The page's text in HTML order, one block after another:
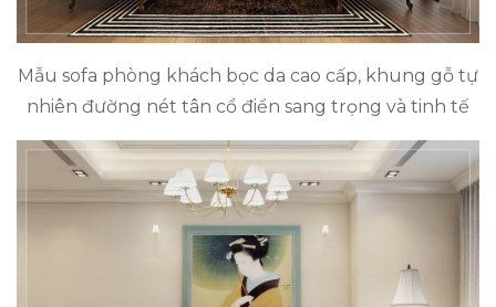
Mẫu sofa phòng khách bọc da cao cấp, khung gỗ tự
nhiên đường nét tân cổ điển sang trọng và tinh tế